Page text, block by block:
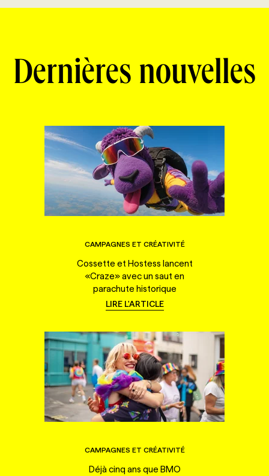
Dernières nouvelles
CAMPAGNES ET CRÉATIVITÉ
Cossette et Hostess lancent
«Craze» avec un saut en
parachute historique
LIRE L'ARTICLE
CAMPAGNES ET CRÉATIVITÉ
Déjà cinq ans que BMO